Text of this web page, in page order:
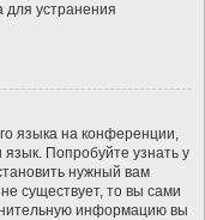
для устранения
языка на конференции,
Попробуйте узнать у
нужный вам
существует, то вы сами
информацию вы